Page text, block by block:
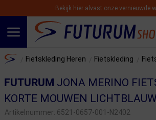
Bekijk hier alvast onze vernieuwde
Home Fietskleding Heren Fietskleding
FUTURUM JONA MERINO
KORTE MOUWEN
Artikelnummer: 6521-0657-001-N2402